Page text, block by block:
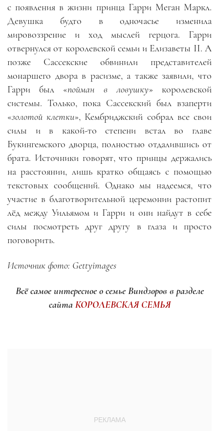
с появления в жизни принца Гарри Меган Маркл.
Девушка будто в одночасье изменила
мировоззрение и ход мыслей герцога. Гарри
отвернулся от королевской семьи и Елизаветы II. А
позже Сассекские обвинили представителей
монаршего двора в расизме, а также заявили, что
Гарри был «пойман в ловушку» королевской
системы. Только, пока Сассекский был взаперти
«золотой клетки», Кембриджский собрал все свои
силы и в какой-то степени встал во главе
Букингемского дворца, полностью отдалившись от
брата. Источники говорят, что принцы держались
на расстоянии, лишь кратко общаясь с помощью
текстовых сообщений. Однако мы надеемся, что
участие в благотворительной церемонии растопит
лёд между Уильямом и Гарри и они найдут в себе
силы посмотреть друг другу в глаза и просто
поговорить.
Источник фото: Gettyimages
Всё самое интересное о семье Виндзоров в разделе
сайта КОРОЛЕВСКАЯ СЕМЬЯ